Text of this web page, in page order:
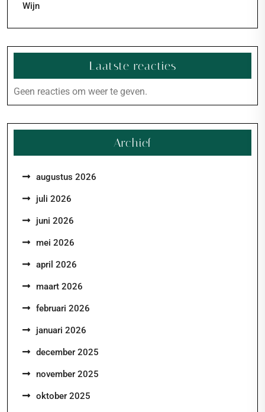
Wijn
Laatste reacties
Geen reacties om weer te geven.
Archief
augustus 2026
juli 2026
juni 2026
mei 2026
april 2026
maart 2026
februari 2026
januari 2026
december 2025
november 2025
oktober 2025